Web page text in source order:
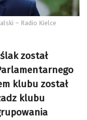
– Radio Kielce
został
klubu został
klubu